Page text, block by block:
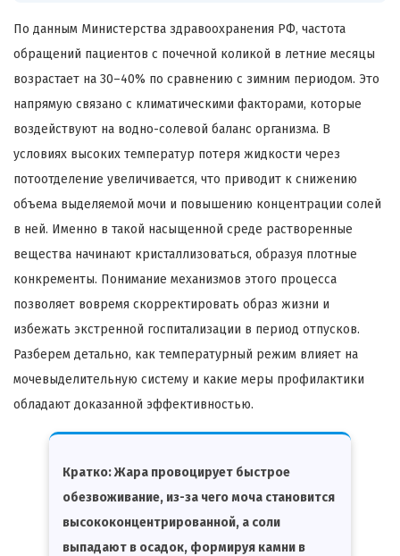
По данным Министерства здравоохранения РФ, частота
обращений пациентов с почечной коликой в летние месяцы
возрастает на 30–40% по сравнению с зимним периодом. Это
напрямую связано с климатическими факторами, которые
воздействуют на водно-солевой баланс организма. В
условиях высоких температур потеря жидкости через
потоотделение увеличивается, что приводит к снижению
объема выделяемой мочи и повышению концентрации солей
в ней. Именно в такой насыщенной среде растворенные
вещества начинают кристаллизоваться, образуя плотные
конкременты. Понимание механизмов этого процесса
позволяет вовремя скорректировать образ жизни и
избежать экстренной госпитализации в период отпусков.
Разберем детально, как температурный режим влияет на
мочевыделительную систему и какие меры профилактики
обладают доказанной эффективностью.
Кратко:Жара провоцирует быстрое
обезвоживание, из-за чего моча становится
высококонцентрированной, а соли
выпадают в осадок, формируя камни в